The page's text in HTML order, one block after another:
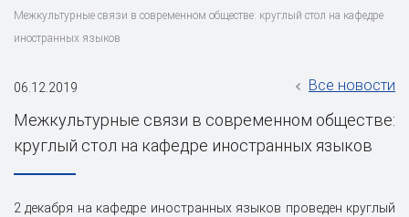
Межкультурные связи в современном обществе: круглый стол на кафедре
иностранных языков
06.12.2019 Все новости
Межкультурные связи в современном обществе:
круглый стол на кафедре иностранных языков
2 декабря на кафедре иностранных языков проведен круглый